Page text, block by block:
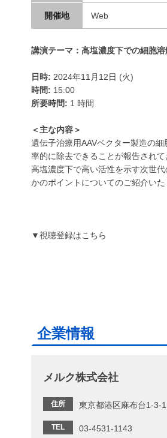
開催地 Web
講演テーマ：高塩濃度下での細胞
日時: 2024年11月12日 (火)
時間: 15:00
所要時間: 1 時間
＜主な内容＞
遺伝子治療用AAVベクター製造の
率的に除去できることが報告されて
高塩濃度下で高い活性を示す次世
かのポイントについてのご紹介いた
▼視聴登録はこちら
企業情報
メルク株式会社
住所 東京都港区麻布台1-3-
TEL 03-4531-1143